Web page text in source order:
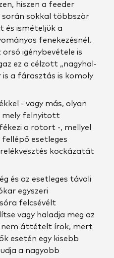
hiszen a feeder
sokkal többször
és ismételjük a
fenekezésnél.
igénybevétele is
ez a célzott „nagyhal-
is a fárasztás is komoly
- vagy más, olyan
mely felnyitott
a rotort -, mellyel
esetleges
kockázatát
és az esetleges távoli
egyszeri
felcsévélt
vagy haladja meg az
nem áttételt írok, mert
esetén egy kisebb
a nagyobb